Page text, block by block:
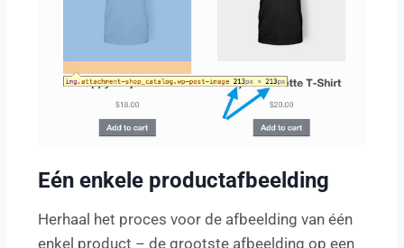
Eén enkele productafbeelding
Herhaal het proces voor de afbeelding van één
enkel product – de grootste afbeelding op een